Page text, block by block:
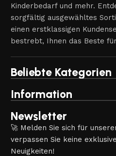
Kinderbedarf und mehr.
sorgfältig ausgewähltes
einen erstklassigen
bestrebt, Ihnen das Beste
Beliebte Kategorien
Information
Newsletter
🚀 Melden Sie sich für
verpassen Sie keine
Neuigkeiten!